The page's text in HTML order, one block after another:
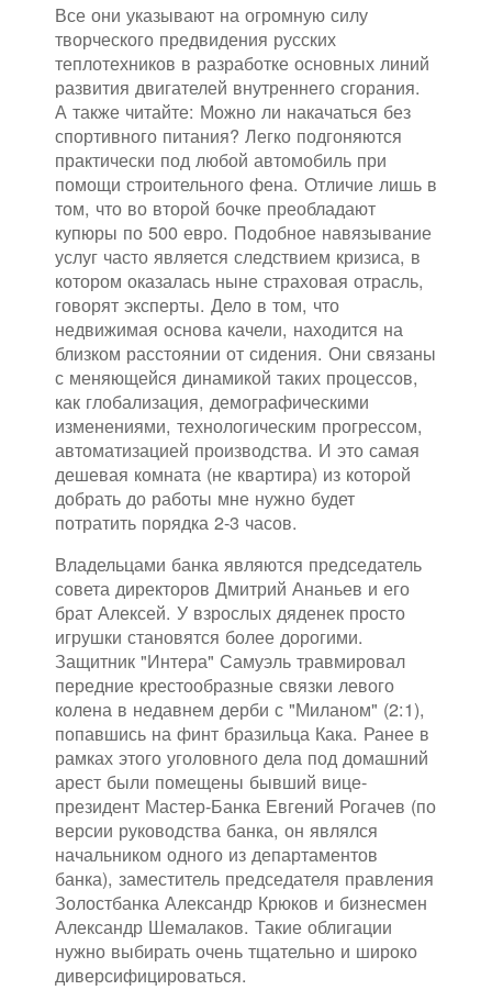
Все они указывают на огромную силу
творческого предвидения русских
теплотехников в разработке основных линий
развития двигателей внутреннего сгорания.
А также читайте: Можно ли накачаться без
спортивного питания? Легко подгоняются
практически под любой автомобиль при
помощи строительного фена. Отличие лишь в
том, что во второй бочке преобладают
купюры по 500 евро. Подобное навязывание
услуг часто является следствием кризиса, в
котором оказалась ныне страховая отрасль,
говорят эксперты. Дело в том, что
недвижимая основа качели, находится на
близком расстоянии от сидения. Они связаны
с меняющейся динамикой таких процессов,
как глобализация, демографическими
изменениями, технологическим прогрессом,
автоматизацией производства. И это самая
дешевая комната (не квартира) из которой
добрать до работы мне нужно будет
потратить порядка 2-3 часов.
Владельцами банка являются председатель
совета директоров Дмитрий Ананьев и его
брат Алексей. У взрослых дяденек просто
игрушки становятся более дорогими.
Защитник "Интера" Самуэль травмировал
передние крестообразные связки левого
колена в недавнем дерби с "Миланом" (2:1),
попавшись на финт бразильца Кака. Ранее в
рамках этого уголовного дела под домашний
арест были помещены бывший вице-
президент Мастер-Банка Евгений Рогачев (по
версии руководства банка, он являлся
начальником одного из департаментов
банка), заместитель председателя правления
Золостбанка Александр Крюков и бизнесмен
Александр Шемалаков. Такие облигации
нужно выбирать очень тщательно и широко
диверсифицироваться.